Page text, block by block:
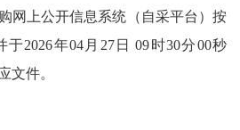
网上公开信息系统（自采平台）按
2026年04月27日 09时30分00秒
文件。